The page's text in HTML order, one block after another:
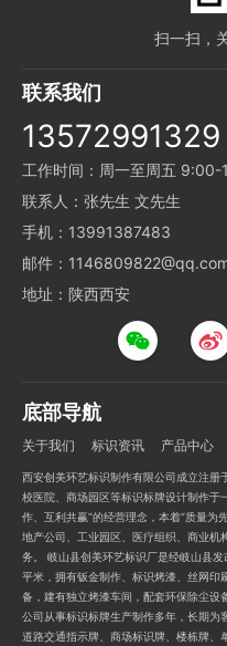
扫一扫，
联系我们
13572991329
工作时间：周一至周五 9:00-
联系人：张先生 文先生
手机：13991387483
邮件：
地址：陕西西安
底部导航
关于我们 标识资讯 产品中心
西安创美环艺标识制作有限公司成立注
校医院、商场园区等标识标牌设计制作于
作、互利共赢”的经营理念，本着“质量为
地产公司、工业园区、医疗组织、商业机
务。 岐山县创美环艺标识厂是经岐山县
平米，拥有钣金制作、标识烤漆、丝网印
备，建有独立烤漆车间，配套环保除尘设
公司从事标识标牌生产制作多年，长期为
道路交通指示牌、商场标识牌、楼栋牌、